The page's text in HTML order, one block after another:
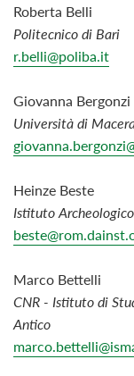
Roberta Belli
Politecnico di Bari
r.belli@poliba.it
Giovanna Bergonzi
Università di
Heinze Beste
Istituto
Marco Bettelli
CNR - Istituto di
Antico